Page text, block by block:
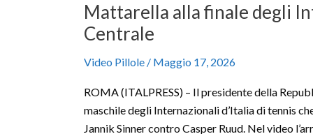
Mattarella alla finale degli
Centrale
Video Pillole / Maggio 17, 2026
ROMA (ITALPRESS) – Il presidente della
maschile degli Internazionali d’Italia di tennis
Jannik Sinner contro Casper Ruud. Nel video